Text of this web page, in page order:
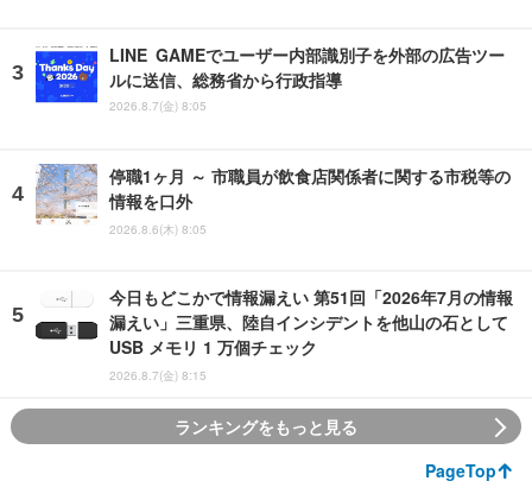
LINE GAMEでユーザー内部識別子を外部の広告ツー
ルに送信、総務省から行政指導
2026.8.7(金) 8:05
停職1ヶ月 ～ 市職員が飲食店関係者に関する市税等の
情報を口外
2026.8.6(木) 8:05
今日もどこかで情報漏えい 第51回「2026年7月の情報
漏えい」三重県、陸自インシデントを他山の石として
USB メモリ 1 万個チェック
2026.8.7(金) 8:15
ランキングをもっと見る
PageTop